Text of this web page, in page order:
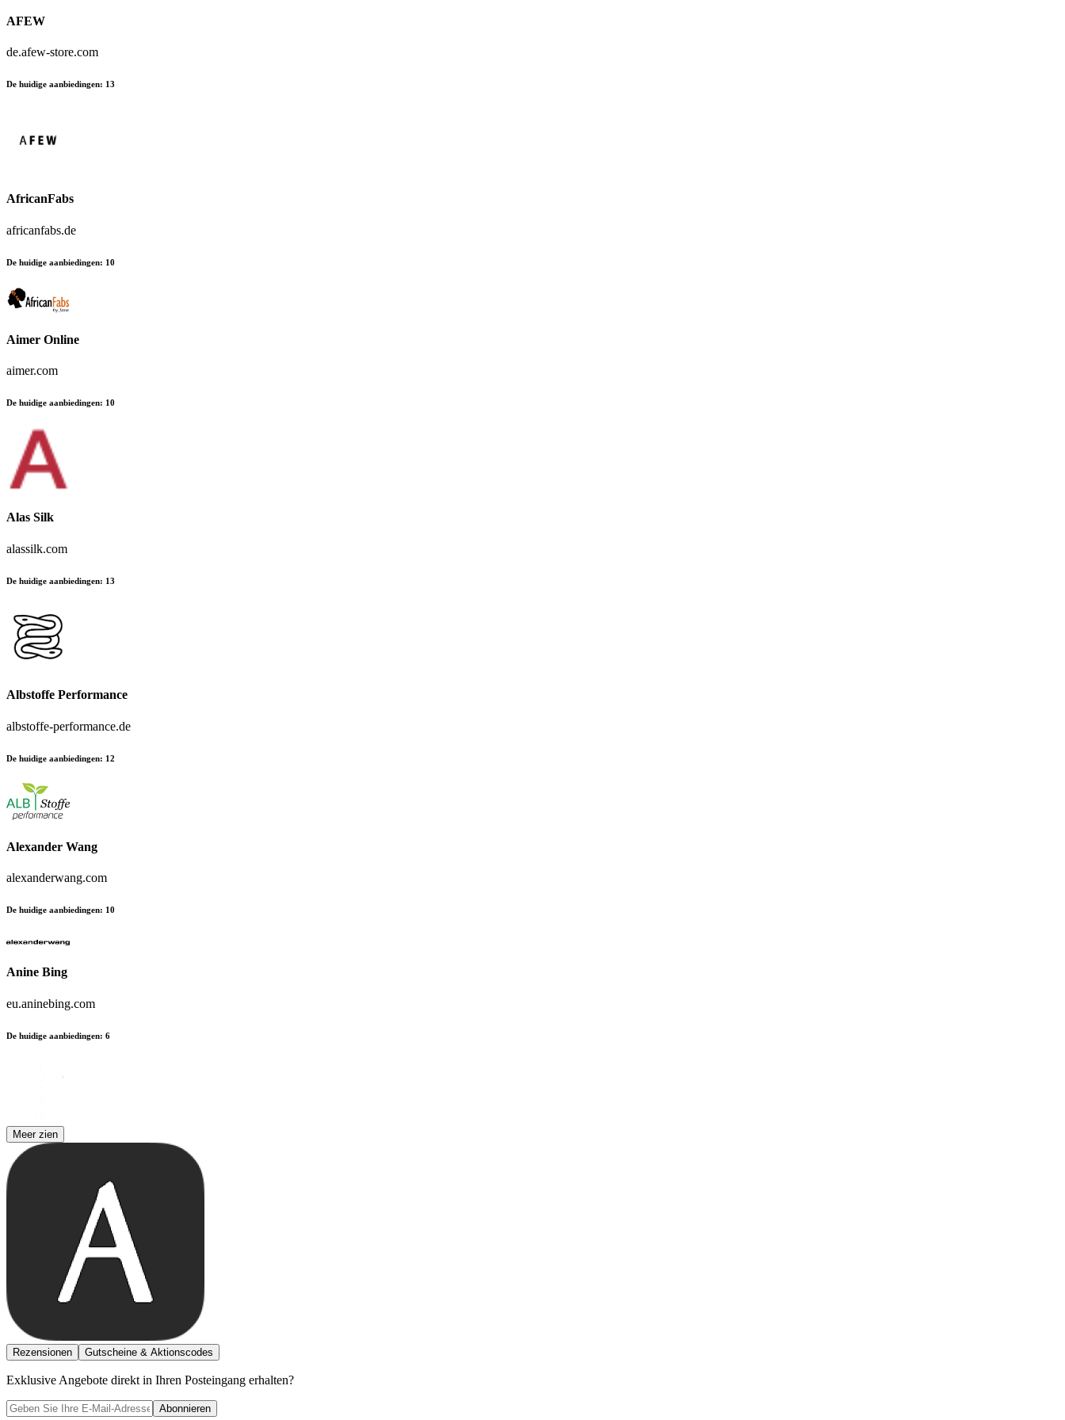
AFEW
de.afew-store.com
De huidige aanbiedingen: 13
AfricanFabs
africanfabs.de
De huidige aanbiedingen: 10
Aimer Online
aimer.com
De huidige aanbiedingen: 10
Alas Silk
alassilk.com
De huidige aanbiedingen: 13
Albstoffe Performance
albstoffe-performance.de
De huidige aanbiedingen: 12
Alexander Wang
alexanderwang.com
De huidige aanbiedingen: 10
Anine Bing
eu.aninebing.com
De huidige aanbiedingen: 6
Meer zien
Rezensionen Gutscheine & Aktionscodes
Exklusive Angebote direkt in Ihren Posteingang erhalten?
Abonnieren